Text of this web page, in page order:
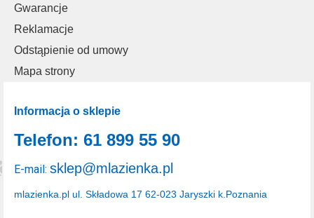
Gwarancje
Reklamacje
Odstąpienie od umowy
Mapa strony
Informacja o sklepie
mlazienka.pl ul. Składowa 17 62-023 Jaryszki k.Poznania
Telefon: 61 899 55 90
E-mail: sklep@mlazienka.pl